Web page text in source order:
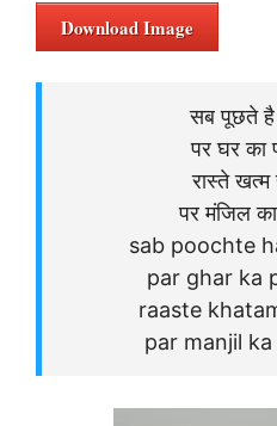
Download Image
सब पूछते है
पर घर का
रास्ते
पर मंजिल
sab poochte
par ghar ka
raaste
par manjil